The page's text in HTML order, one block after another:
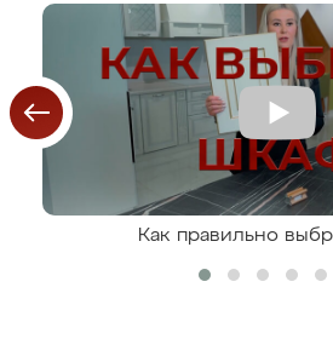
Как правильно